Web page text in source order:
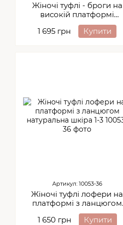
Жіночі туфлі - броги на
високій платформі
натуральна замша 1-1
1 695 грн Купити
Артикул: 10053-36
Жіночі туфлі лофери на
платформі з ланцюгом
натуральна шкіра 1-3
1 650 грн Купити